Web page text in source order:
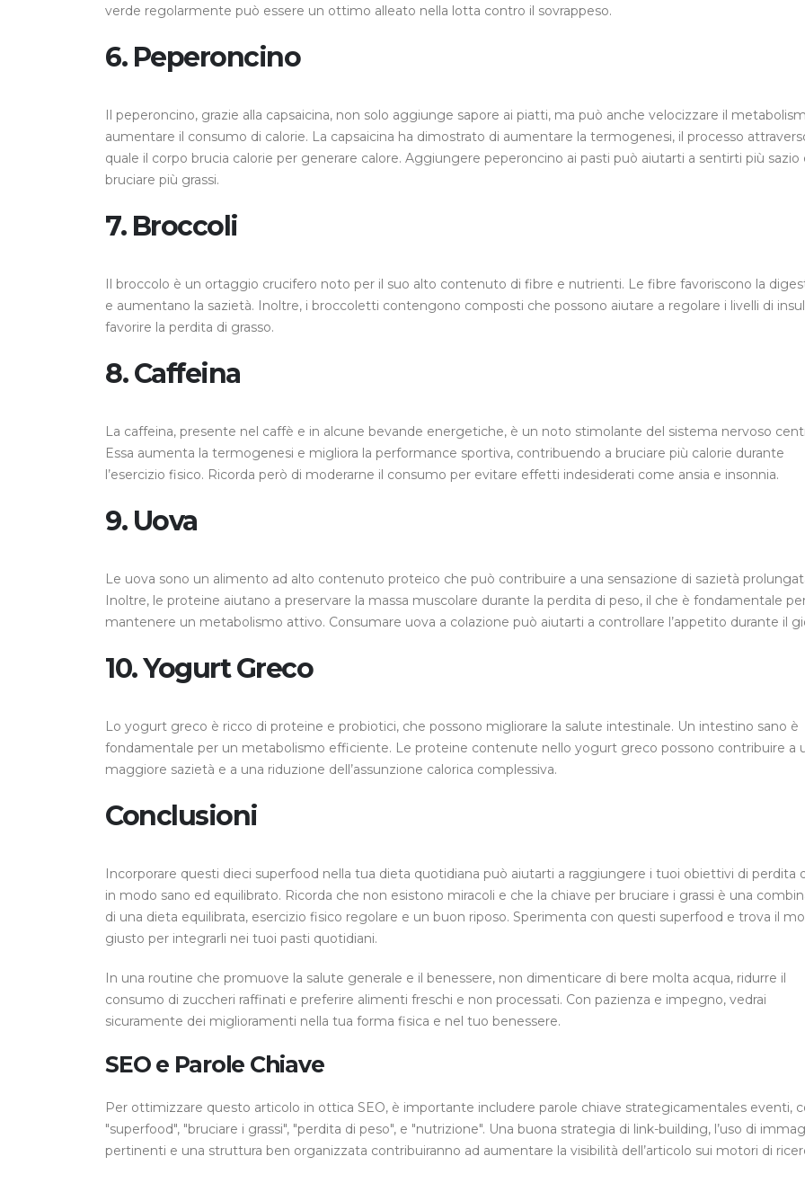
verde regolarmente può essere un ottimo alleato nella lotta contro il sovrappeso.
6. Peperoncino
Il peperoncino, grazie alla capsaicina, non solo aggiunge sapore ai piatti, ma può anche velocizzare il
aumentare il consumo di calorie. La capsaicina ha dimostrato di aumentare la termogenesi, il processo
quale il corpo brucia calorie per generare calore. Aggiungere peperoncino ai pasti può aiutarti a sentirti più sazio
bruciare più grassi.
7. Broccoli
Il broccolo è un ortaggio crucifero noto per il suo alto contenuto di fibre e nutrienti. Le fibre favoriscono la
e aumentano la sazietà. Inoltre, i broccoletti contengono composti che possono aiutare a regolare i livelli di
favorire la perdita di grasso.
8.Caffeina
La caffeina, presente nel caffè e in alcune bevande energetiche, è un noto stimolante del sistema nervoso
Essa aumenta la termogenesi e migliora la performance sportiva, contribuendo a bruciare più calorie durante
l’esercizio fisico. Ricorda però di moderarne il consumo per evitare effetti indesiderati come ansia e insonnia.
9. Uova
Le uova sono un alimento ad alto contenuto proteico che può contribuire a una sensazione di sazietà
Inoltre, le proteine aiutano a preservare la massa muscolare durante la perdita di peso, il che è fondamentale
mantenere un metabolismo attivo. Consumare uova a colazione può aiutarti a controllare l’appetito durante il
10.Yogurt Greco
Lo yogurt greco è ricco di proteine e probiotici, che possono migliorare la salute intestinale. Un intestino sano è
fondamentale per un metabolismo efficiente. Le proteine contenute nello yogurt greco possono contribuire a
maggiore sazietà e a una riduzione dell’assunzione calorica complessiva.
Conclusioni
Incorporare questi dieci superfood nella tua dieta quotidiana può aiutarti a raggiungere i tuoi obiettivi di perdita
in modo sano ed equilibrato. Ricorda che non esistono miracoli e che la chiave per bruciare i grassi è una
di una dieta equilibrata, esercizio fisico regolare e un buon riposo. Sperimenta con questi superfood e trova il
giusto per integrarli nei tuoi pasti quotidiani.
In una routine che promuove la salute generale e il benessere, non dimenticare di bere molta acqua, ridurre il
consumo di zuccheri raffinati e preferire alimenti freschi e non processati. Con pazienza e impegno, vedrai
sicuramente dei miglioramenti nella tua forma fisica e nel tuo benessere.
SEO e Parole Chiave
Per ottimizzare questo articolo in ottica SEO, è importante includere parole chiave strategicamentales eventi,
"superfood", "bruciare i grassi", "perdita di peso", e "nutrizione". Una buona strategia di link-building, l’uso di
pertinenti e una struttura ben organizzata contribuiranno ad aumentare la visibilità dell’articolo sui motori di